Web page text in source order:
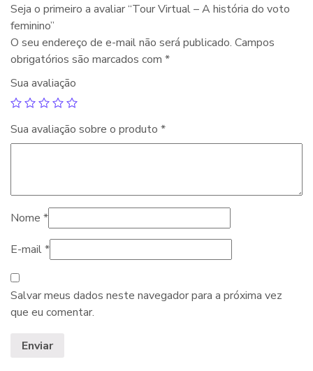
Seja o primeiro a avaliar “Tour Virtual – A história do voto
feminino”
O seu endereço de e-mail não será publicado. Campos
obrigatórios são marcados com *
Sua avaliação
Sua avaliação sobre o produto *
Nome *
E-mail*
Salvar meus dados neste navegador para a próxima vez
que eu comentar.